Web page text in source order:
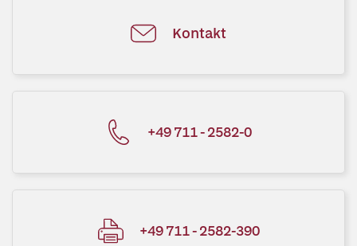
Kontakt
+49 711 - 2582-0
+49 711 - 2582-390